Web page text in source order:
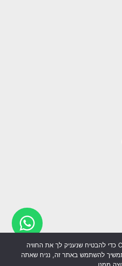
אנו משתמשים בקובצי Cookie כדי להבטיח שנעניק לך את החוויה
להשתמש באתר זה, נניח שאתה